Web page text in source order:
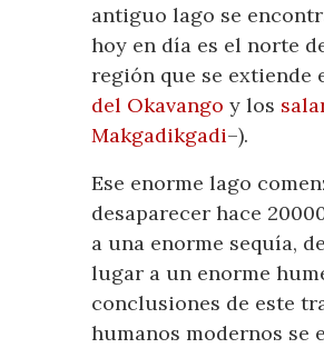
antiguo lago se
hoy en día es el norte
región que se extiende
del Okavango y los
Makgadikgadi–).
Ese enorme lago
desaparecer hace
a una enorme sequía,
lugar a un enorme
conclusiones de este
humanos modernos se